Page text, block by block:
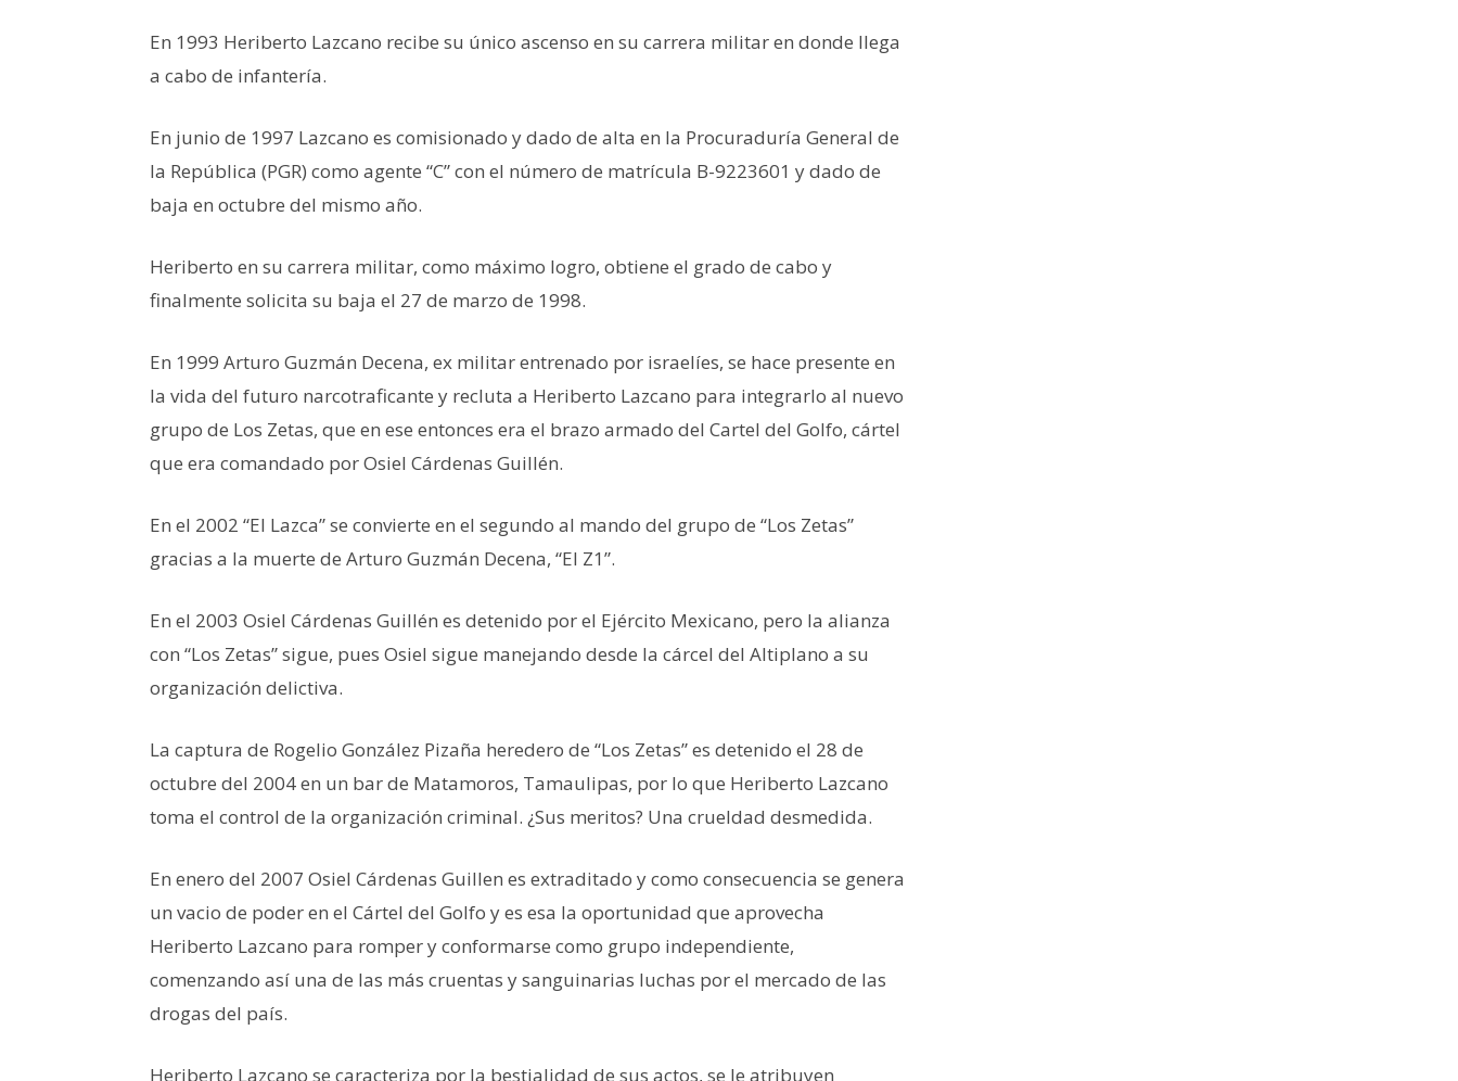
En 1993 Heriberto Lazcano recibe su único ascenso en su carrera militar en donde llega
a cabo de infantería.
En junio de 1997 Lazcano es comisionado y dado de alta en la Procuraduría General de
la República (PGR) como agente “C” con el número de matrícula B-9223601 y dado de
baja en octubre del mismo año.
Heriberto en su carrera militar, como máximo logro, obtiene el grado de cabo y
finalmente solicita su baja el 27 de marzo de 1998.
En 1999 Arturo Guzmán Decena, ex militar entrenado por israelíes, se hace presente en
la vida del futuro narcotraficante y recluta a Heriberto Lazcano para integrarlo al nuevo
grupo de Los Zetas, que en ese entonces era el brazo armado del Cartel del Golfo, cártel
que era comandado por Osiel Cárdenas Guillén.
En el 2002 “El Lazca” se convierte en el segundo al mando del grupo de “Los Zetas”
gracias a la muerte de Arturo Guzmán Decena, “El Z1”.
En el 2003 Osiel Cárdenas Guillén es detenido por el Ejército Mexicano, pero la alianza
con “Los Zetas” sigue, pues Osiel sigue manejando desde la cárcel del Altiplano a su
organización delictiva.
La captura de Rogelio González Pizaña heredero de “Los Zetas” es detenido el 28 de
octubre del 2004 en un bar de Matamoros, Tamaulipas, por lo que Heriberto Lazcano
toma el control de la organización criminal. ¿Sus meritos? Una crueldad desmedida.
En enero del 2007 Osiel Cárdenas Guillen es extraditado y como consecuencia se genera
un vacio de poder en el Cártel del Golfo y es esa la oportunidad que aprovecha
Heriberto Lazcano para romper y conformarse como grupo independiente,
comenzando así una de las más cruentas y sanguinarias luchas por el mercado de las
drogas del país.
Heriberto Lazcano se caracteriza por la bestialidad de sus actos, se le atribuyen